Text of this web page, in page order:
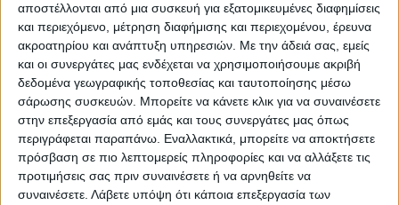
αποστέλλονται από μια συσκευή για εξατομικευμένες διαφημίσεις
και περιεχόμενο, μέτρηση διαφήμισης και περιεχομένου, έρευνα
ακροατηρίου και ανάπτυξη υπηρεσιών. Με την άδειά σας, εμείς
και οι συνεργάτες μας ενδέχεται να χρησιμοποιήσουμε ακριβή
δεδομένα γεωγραφικής τοποθεσίας και ταυτοποίησης μέσω
σάρωσης συσκευών. Μπορείτε να κάνετε κλικ για να συναινέσετε
στην επεξεργασία από εμάς και τους συνεργάτες μας όπως
περιγράφεται παραπάνω. Εναλλακτικά, μπορείτε να αποκτήσετε
πρόσβαση σε πιο λεπτομερείς πληροφορίες και να αλλάξετε τις
προτιμήσεις σας πριν συναινέσετε ή να αρνηθείτε να
συναινέσετε. Λάβετε υπόψη ότι κάποια επεξεργασία των
VIDEO ΤΗΣ ΘΕΣΣΑΛΙΑΣ
Περιπέτεια για τον πρόεδρο του Ε.Κ.Λ
Γιάννη Σκόκα